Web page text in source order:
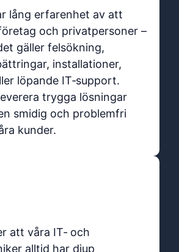
lång erfarenhet av att
och privatpersoner –
gäller felsökning,
installationer,
löpande IT‑support.
trygga lösningar
smidig och problemfri
kunder.
att våra IT‑ och
alltid har djup